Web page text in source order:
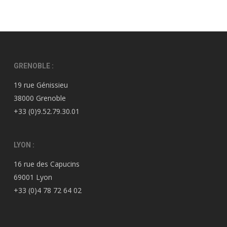
GRENOBLE :
19 rue Génissieu
38000 Grenoble
+33 (0)9.52.79.30.01
LYON :
16 rue des Capucins
69001 Lyon
+33 (0)4 78 72 64 02